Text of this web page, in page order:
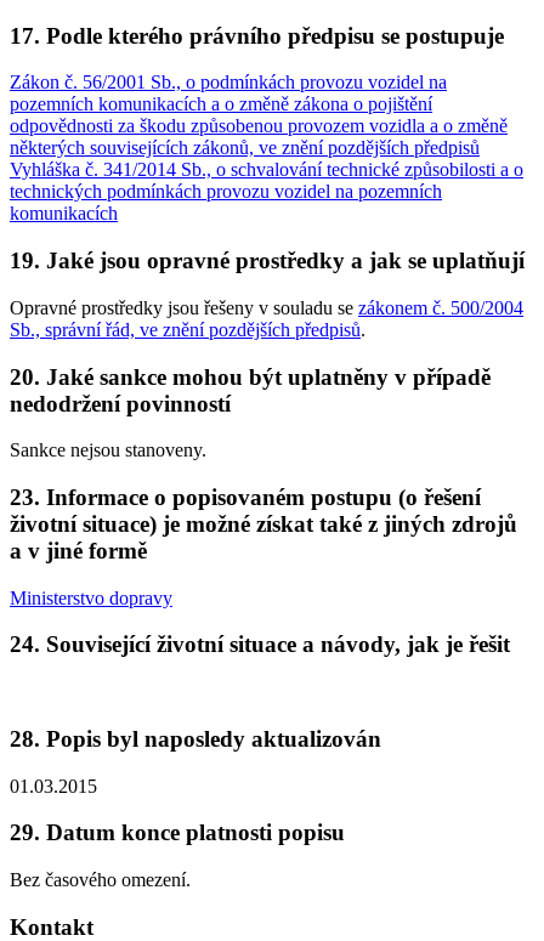
17. Podle kterého právního předpisu se postupuje
Zákon č. 56/2001 Sb., o podmínkách provozu vozidel na
pozemních komunikacích a o změně zákona o pojištění
odpovědnosti za škodu způsobenou provozem vozidla a o změně
některých souvisejících zákonů, ve znění pozdějších předpisů
Vyhláška č. 341/2014 Sb., o schvalování technické způsobilosti a o
technických podmínkách provozu vozidel na pozemních
komunikacích
19. Jaké jsou opravné prostředky a jak se uplatňují
Opravné prostředky jsou řešeny v souladu se zákonem č. 500/2004
Sb., správní řád, ve znění pozdějších předpisů.
20. Jaké sankce mohou být uplatněny v případě
nedodržení povinností
Sankce nejsou stanoveny.
23. Informace o popisovaném postupu (o řešení
životní situace) je možné získat také z jiných zdrojů
a v jiné formě
Ministerstvo dopravy
24. Související životní situace a návody, jak je řešit
28. Popis byl naposledy aktualizován
01.03.2015
29. Datum konce platnosti popisu
Bez časového omezení.
Kontakt